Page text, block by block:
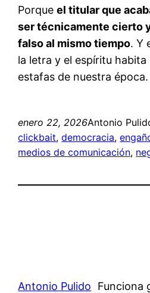
Porqueel titular que
ser técnicamente cierto
falso al mismo tiempo. Y
la letra y el espíritu habita
estafas de nuestra época.
enero 22, 2026Antonio
clickbait, democracia,
medios de comunicación,
Antonio Pulido Funciona